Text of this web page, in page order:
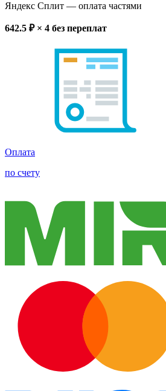
Яндекс Сплит — оплата частями
642.5 ₽ × 4 без переплат
Оплата
по счету